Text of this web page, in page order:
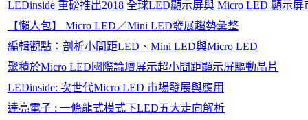
LEDinside 重磅推出2018 全球LED顯示屏與 Micro LED 顯示屏
【懶人包】 Micro LED／Mini LED發展趨勢彙整
編輯觀點：剖析小間距LED、Mini LED與Micro LED
聚積於Micro LED國際論壇展示超小間距顯示屏驅動晶片
LEDinside: 次世代Micro LED 市場發展與應用
達亮電子 : 一條龍式模式下LED五大走向解析